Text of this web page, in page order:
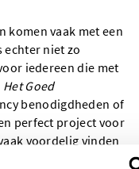
komen vaak met een
echter niet zo
iedereen die met
Het Goed
benodigdheden of
perfect project voor
voordelig vinden
echt leer wilt